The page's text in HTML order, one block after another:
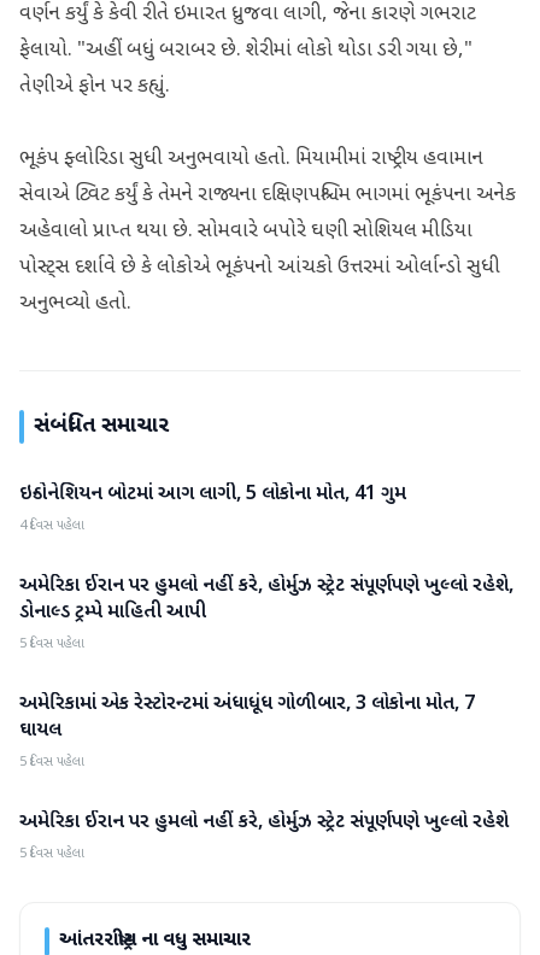
વર્ણન કર્યું કે કેવી રીતે ઇમારત ધ્રુજવા લાગી, જેના કારણે ગભરાટ
ફેલાયો. "અહીં બધું બરાબર છે. શેરીમાં લોકો થોડા ડરી ગયા છે,"
તેણીએ ફોન પર કહ્યું.
ભૂકંપ ફ્લોરિડા સુધી અનુભવાયો હતો. મિયામીમાં રાષ્ટ્રીય હવામાન
સેવાએ ટ્વિટ કર્યું કે તેમને રાજ્યના દક્ષિણપશ્ચિમ ભાગમાં ભૂકંપના અનેક
અહેવાલો પ્રાપ્ત થયા છે. સોમવારે બપોરે ઘણી સોશિયલ મીડિયા
પોસ્ટ્સ દર્શાવે છે કે લોકોએ ભૂકંપનો આંચકો ઉત્તરમાં ઓર્લાન્ડો સુધી
અનુભવ્યો હતો.
સંબંધિત સમાચાર
આંતરરાષ્ટ્રીય
ઇન્ડોનેશિયન બોટમાં આગ લાગી, 5 લોકોના મોત, 41 ગુમ
4 દિવસ પહેલા
આંતરરાષ્ટ્રીય
અમેરિકા ઈરાન પર હુમલો નહીં કરે, હોર્મુઝ સ્ટ્રેટ સંપૂર્ણપણે ખુલ્લો રહેશે,
ડોનાલ્ડ ટ્રમ્પે માહિતી આપી
5 દિવસ પહેલા
આંતરરાષ્ટ્રીય
અમેરિકામાં એક રેસ્ટોરન્ટમાં અંધાધૂંધ ગોળીબાર, 3 લોકોના મોત, 7
ઘાયલ
5 દિવસ પહેલા
આંતરરાષ્ટ્રીય
અમેરિકા ઈરાન પર હુમલો નહીં કરે, હોર્મુઝ સ્ટ્રેટ સંપૂર્ણપણે ખુલ્લો રહેશે
5 દિવસ પહેલા
આંતરરાષ્ટ્રીયના વધુ સમાચાર